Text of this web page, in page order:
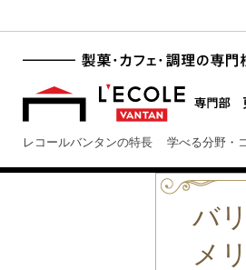
レコールバンタンの特長 学べる分野・
バ
メ